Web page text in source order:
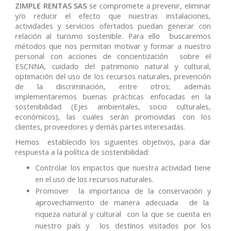
ZIMPLE RENTAS SAS se compromete a prevenir, eliminar
y/o reducir el efecto que nuestras instalaciones,
actividades y servicios ofertados puedan generar con
relación al turismo sostenible. Para ello buscaremos
métodos que nos permitan motivar y formar a nuestro
personal con acciones de concientización sobre el
ESCNNA, cuidado del patrimonio natural y cultural,
optimación del uso de los recursos naturales, prevención
de la discriminación, entre otros; además
implementaremos buenas prácticas enfocadas en la
sostenibilidad (Ejes ambientales, socio culturales,
económicos), las cuales serán promovidas con los
clientes, proveedores y demás partes interesadas.
Hemos establecido los siguientes objetivos, para dar
respuesta a la política de sostenibilidad:
Controlar los impactos que nuestra actividad tiene
en el uso de los recursos naturales.
Promover la importancia de la conservación y
aprovechamiento de manera adecuada de la
riqueza natural y cultural con la que se cuenta en
nuestro país y los destinos visitados por los